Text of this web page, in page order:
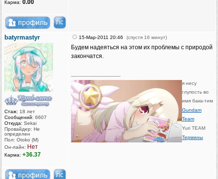
Карма: 0.00
batyrmastyr
Стаж: 18 лет
Сообщений: 6607
Откуда: Sekai
Провайдер: Не
определен
Пол: Otoko (M)
Он-лайн: Нет
Карма: +36.37
15-Мар-2011 20:46 (спустя 16 минут)
Будем надеяться на этом их проблемы с природой
закончатся.
я несу
глупость во
имя бака-тим
Gundam
Team
Yuri TEAM
Термины